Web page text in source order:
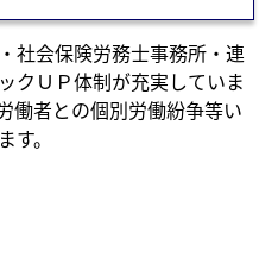
社会保険労務士事務所・連
クＵＰ体制が充実していま
働者との個別労働紛争等い
。